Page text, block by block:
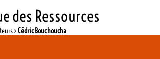
des Ressources
>Cédric Bouchoucha